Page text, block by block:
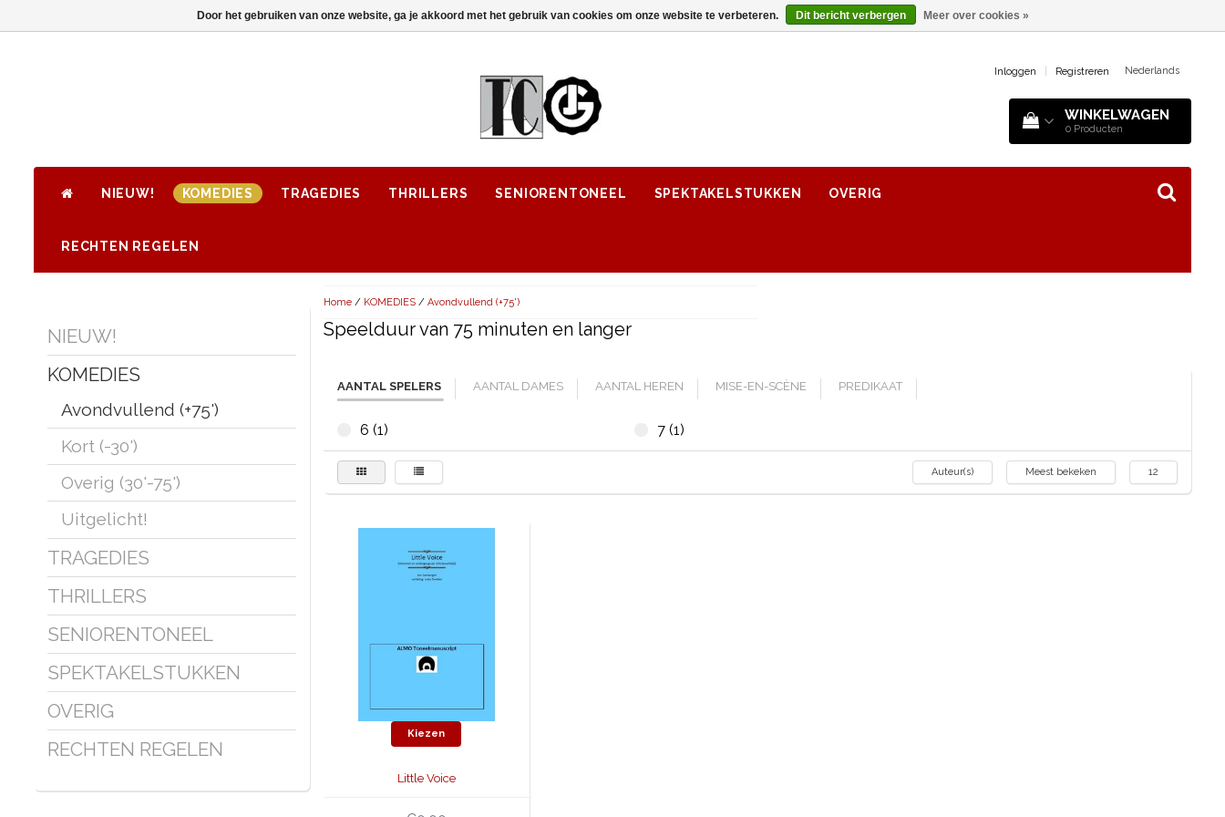
Inloggen Registreren Nederlands
WINKELWAGEN
0 Producten
NIEUW! KOMEDIES TRAGEDIES THRILLERS SENIORENTONEEL SPEKTAKELSTUKKEN OVERIG
RECHTEN REGELEN
NIEUW!
KOMEDIES
Avondvullend (+75')
Kort (-30')
Overig (30'-75')
Uitgelicht!
TRAGEDIES
THRILLERS
SENIORENTONEEL
SPEKTAKELSTUKKEN
OVERIG
RECHTEN REGELEN
Home/ KOMEDIES/ Avondvullend (+75')
Speelduur van 75 minuten en langer
AANTAL SPELERS AANTAL DAMES AANTAL HEREN MISE-EN-SCÈNE PREDIKAAT
6 (1) 7 (1)
Auteur(s) Meest bekeken 12
Kiezen
Little Voice
Door het gebruiken van onze website, ga je akkoord met het gebruik van cookies om onze website te verbeteren. Dit bericht verbergen Meer over cookies »